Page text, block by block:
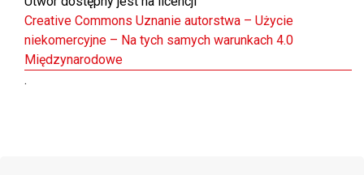
Creative Commons Uznanie autorstwa – Użycie
niekomercyjne – Na tych samych warunkach 4.0
Międzynarodowe
.